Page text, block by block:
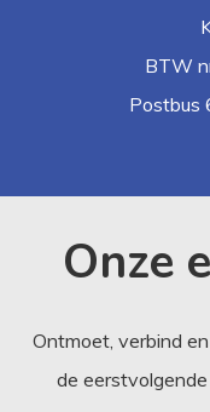
BTW
Postbus
Onze
Ontmoet, verbind
de